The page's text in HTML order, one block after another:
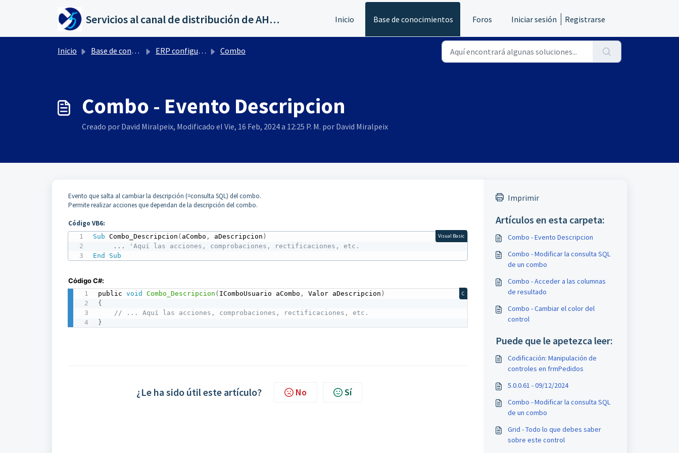
Servicios al canal de distribución de AHORA Inicio Base de conocimientos Foros Iniciar sesión Registrarse
Inicio Base de conocimientos ERP configuración por Ctrl+ F10 Combo
Combo - Evento Descripcion
Creado por David Miralpeix, Modificado el Vie, 16 Feb, 2024 a 12:25 P. M. por David Miralpeix
Evento que salta al cambiar la descripción (=consulta SQL) del combo.
Permite realizar acciones que dependan de la descripción del combo.
Código VB6:
Sub Combo_Descripcion ( aCombo , aDescripcion )
. . .
'Aquí las acciones, comprobaciones, rectificaciones, etc.
End
Sub
Visual Basic
Código C#:
public void Combo_Descripcion ( IComboUsuario aCombo , Valor aDescripcion )
{
// ... Aquí las acciones, comprobaciones, rectificaciones, etc.
}
C
¿Le ha sido útil este artículo? No Sí
Imprimir
Artículos en esta carpeta:
Combo - Evento Descripcion
Combo - Modificar la consulta SQL
de un combo
Combo - Acceder a las columnas
de resultado
Combo - Cambiar el color del
control
Puede que le apetezca leer:
Codificación: Manipulación de
controles en frmPedidos
5.0.0.61 - 09/12/2024
Combo - Modificar la consulta SQL
de un combo
Grid - Todo lo que debes saber
sobre este control